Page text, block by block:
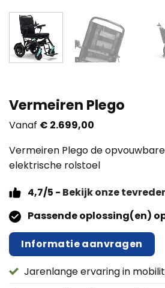
Vermeiren Plego
Vanaf € 2.699,00
Vermeiren Plego de
elektrische rolstoel
4,7/5 - Bekijk onze
Passende oplossing(en)
Informatie aanvragen
Jarenlange ervaring in